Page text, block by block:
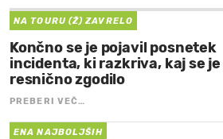
NA TOURU (Ž) ZAVRELO
Končno se je pojavil posnetek
incidenta, ki razkriva, kaj se je
resnično zgodilo
PREBERI VEČ…
ENA NAJBOLJŠIH